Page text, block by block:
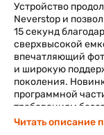
Устройство
Neverstop и
15 секунд
сверхвысокой
впечатляющий
и широкую
поколения.
программной
требованиям
сократив
Читать описание